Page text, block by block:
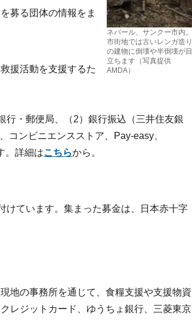
ネパール、サンクー市内。
市街地では古いレンガ造り
の建物に倒壊や半倒壊が目
立ちます（写真提供
AMDA）
募る団体の情報をま
援活動を支援するた
行・郵便局、（2）銀行振込（三井住友銀
コンビニエンスストア、Pay-easy、
。詳細はこちらから。
けています。集まった募金は、日本赤十字
地の事務所を通じて、食糧支援や支援物資
レジットカード、ゆうちょ銀行、三菱東京